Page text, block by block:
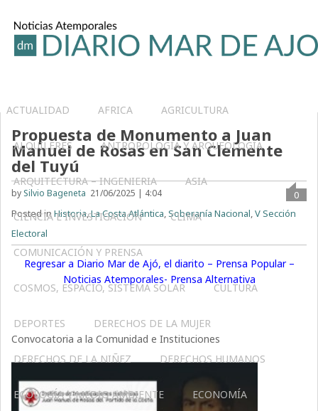
ACTUALIDAD AFRICA AGRICULTURA
ALQUILERES ANTROPOLOGÍA Y ARQUEOLOGÍA
ARQUITECTURA – INGENIERIA ASIA
CIENCIA E INVESTIGACIÓN CLIMA
COMUNICACIÓN Y PRENSA
COSMOS, ESPACIO, SISTEMA SOLAR CULTURA
DEPORTES DERECHOS DE LA MUJER
DERECHOS DE LA NIÑEZ DERECHOS HUMANOS
ECOLOGÍA Y MEDIO AMBIENTE ECONOMÍA
Propuesta de Monumento a Juan
Manuel de Rosas en San Clemente
del Tuyú
by Silvio Bageneta 21/06/2025 | 4:04
0
Posted inHistoria,La Costa Atlántica,Soberanía Nacional,V Sección
Electoral
Regresar a Diario Mar de Ajó, el diarito – Prensa Popular –
Noticias Atemporales- Prensa Alternativa
Convocatoria a la Comunidad e Instituciones